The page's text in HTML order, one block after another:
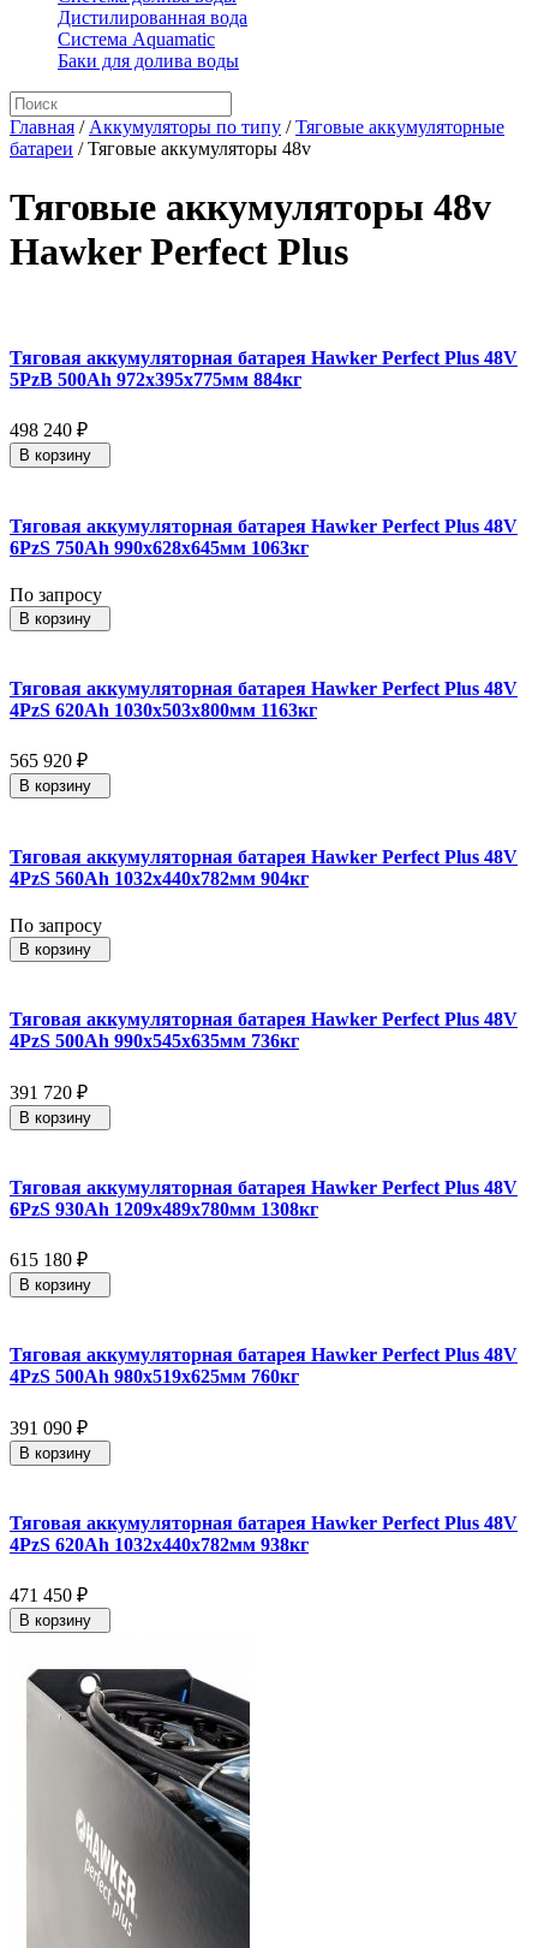
Дистилированная вода
Система Aquamatic
Баки для долива воды
Главная / Аккумуляторы по типу /Тяговые аккумуляторные
батареи /Тяговые аккумуляторы 48v
Тяговые аккумуляторы 48v
Hawker Perfect Plus
Тяговая аккумуляторная батарея Hawker Perfect Plus 48V
5PzB 500Ah 972x395x775мм 884кг
498 240 ₽
В корзину
Тяговая аккумуляторная батарея Hawker Perfect Plus 48V
6PzS 750Ah 990x628x645мм 1063кг
По запросу
В корзину
Тяговая аккумуляторная батарея Hawker Perfect Plus 48V
4PzS 620Ah 1030x503x800мм 1163кг
565 920 ₽
В корзину
Тяговая аккумуляторная батарея Hawker Perfect Plus 48V
4PzS 560Ah 1032x440x782мм 904кг
По запросу
В корзину
Тяговая аккумуляторная батарея Hawker Perfect Plus 48V
4PzS 500Ah 990x545x635мм 736кг
391 720 ₽
В корзину
Тяговая аккумуляторная батарея Hawker Perfect Plus 48V
6PzS 930Ah 1209x489x780мм 1308кг
615 180 ₽
В корзину
Тяговая аккумуляторная батарея Hawker Perfect Plus 48V
4PzS 500Ah 980x519x625мм 760кг
391 090 ₽
В корзину
Тяговая аккумуляторная батарея Hawker Perfect Plus 48V
4PzS 620Ah 1032x440x782мм 938кг
471 450 ₽
В корзину